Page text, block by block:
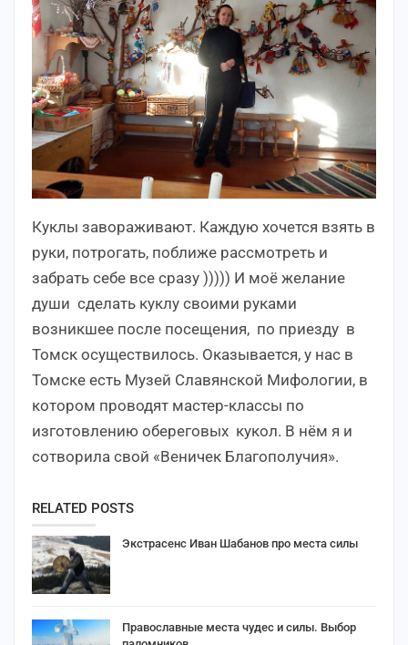
Куклы завораживают. Каждую хочется взять в
руки, потрогать, поближе рассмотреть и
забрать себе все сразу ))))) И моё желание
души сделать куклу своими руками
возникшее после посещения, по приезду в
Томск осуществилось. Оказывается, у нас в
Томске есть Музей Славянской Мифологии, в
котором проводят мастер-классы по
изготовлению обереговых кукол. В нём я и
сотворила свой «Веничек Благополучия».
RELATED POSTS
Экстрасенс Иван Шабанов про места силы
Православные места чудес и силы. Выбор